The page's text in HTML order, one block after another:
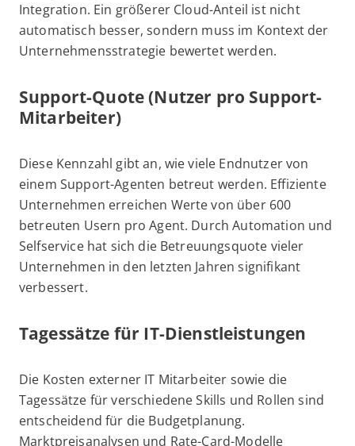
Integration. Ein größerer Cloud-Anteil ist nicht
automatisch besser, sondern muss im Kontext der
Unternehmensstrategie bewertet werden.
Support-Quote (Nutzer pro Support-
Mitarbeiter)
Diese Kennzahl gibt an, wie viele Endnutzer von
einem Support-Agenten betreut werden. Effiziente
Unternehmen erreichen Werte von über 600
betreuten Usern pro Agent. Durch Automation und
Selfservice hat sich die Betreuungsquote vieler
Unternehmen in den letzten Jahren signifikant
verbessert.
Tagessätze für IT-Dienstleistungen
Die Kosten externer IT Mitarbeiter sowie die
Tagessätze für verschiedene Skills und Rollen sind
entscheidend für die Budgetplanung.
Marktpreisanalysen und Rate-Card-Modelle